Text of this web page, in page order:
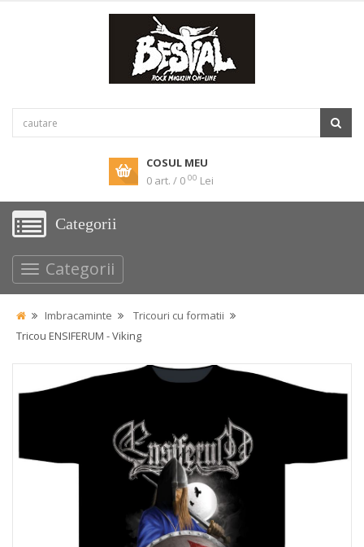
COSUL MEU
0 art. / 0 00 Lei
Categorii
Categorii
Imbracaminte
Tricouri cu formatii
Tricou ENSIFERUM - Viking